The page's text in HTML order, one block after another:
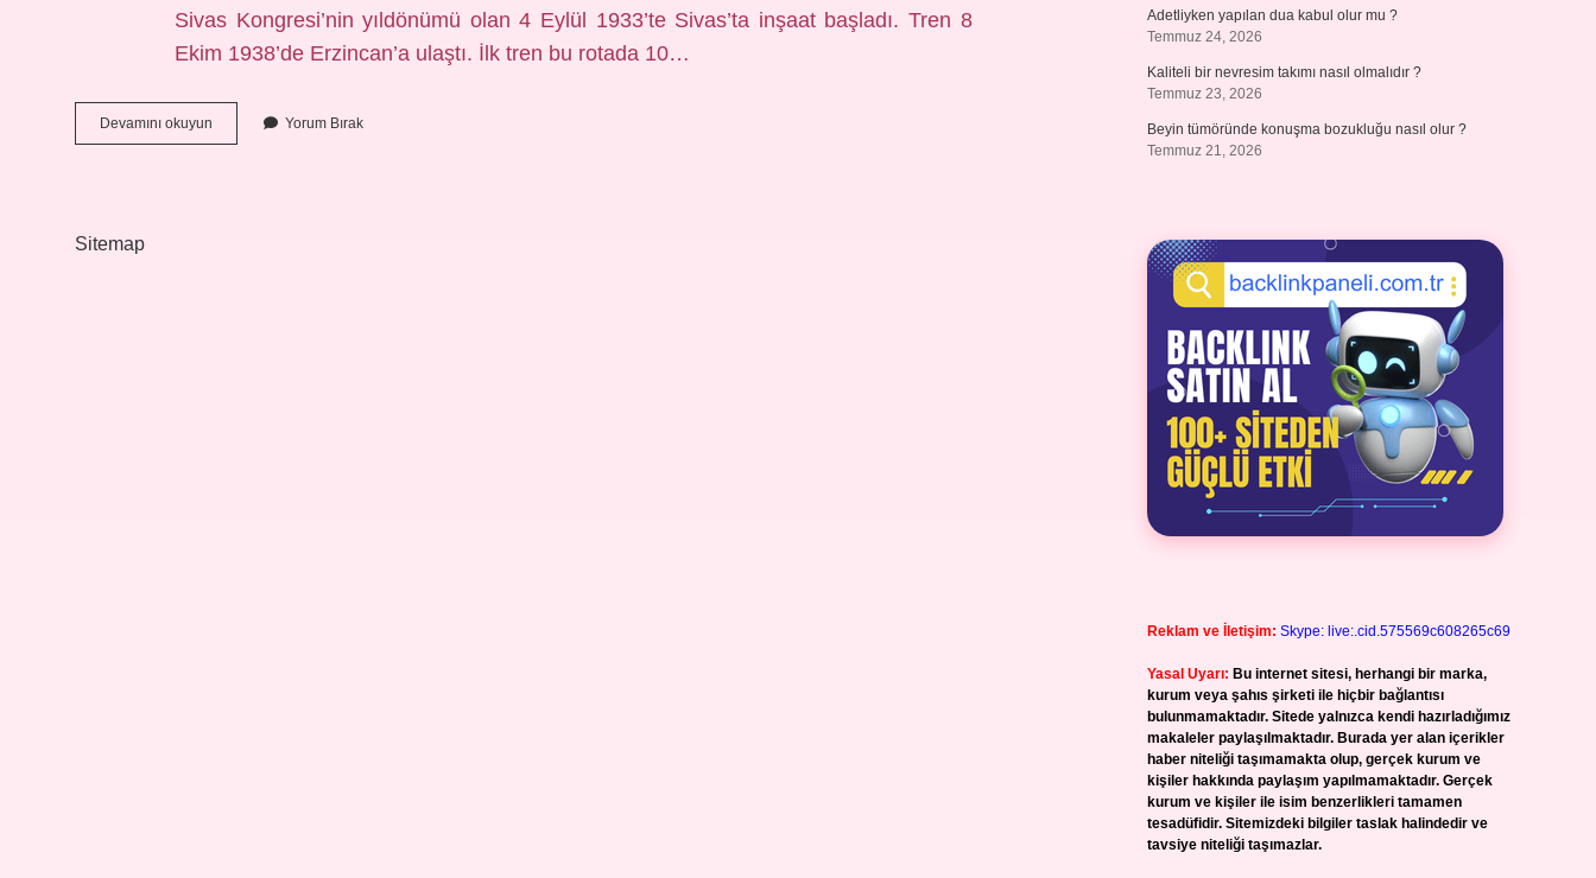
Sivas Kongresi’nin yıldönümü olan 4 Eylül 1933’te Sivas’ta inşaat başladı. Tren 8
Ekim 1938’de Erzincan’a ulaştı. İlk tren bu rotada 10…
Devamını okuyun Aşkaleye
Tren
Yorum Bırak
Sitemap
Adetliyken yapılan dua kabul olur mu ?
Temmuz 24, 2026
Kaliteli bir nevresim takımı nasıl olmalıdır ?
Temmuz 23, 2026
Beyin tümöründe konuşma bozukluğu nasıl olur ?
Temmuz 21, 2026
Reklam ve İletişim: Skype: live:.cid.575569c608265c69
Yasal Uyarı: Bu internet sitesi, herhangi bir marka,
kurum veya şahıs şirketi ile hiçbir bağlantısı
bulunmamaktadır. Sitede yalnızca kendi hazırladığımız
makaleler paylaşılmaktadır. Burada yer alan içerikler
haber niteliği taşımamakta olup, gerçek kurum ve
kişiler hakkında paylaşım yapılmamaktadır. Gerçek
kurum ve kişiler ile isim benzerlikleri tamamen
tesadüfidir. Sitemizdeki bilgiler taslak halindedir ve
tavsiye niteliği taşımazlar.